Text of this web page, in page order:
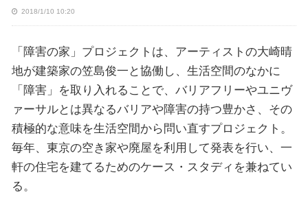
2018/1/10 10:20
「障害の家」プロジェクトは、アーティストの大崎晴
地が建築家の笠島俊一と協働し、生活空間のなかに
「障害」を取り入れることで、バリアフリーやユニヴ
ァーサルとは異なるバリアや障害の持つ豊かさ、その
積極的な意味を生活空間から問い直すプロジェクト。
毎年、東京の空き家や廃屋を利用して発表を行い、一
軒の住宅を建てるためのケース・スタディを兼ねてい
る。